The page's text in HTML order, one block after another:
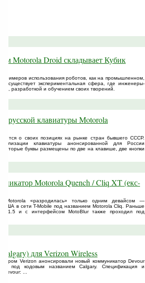
Motorola Droid складывает Кубик
примеров использования роботов, как на промышленном,
существует экспериментальная сфера, где инженеры-
разработкой и обучением своих творений.
русской клавиатуры Motorola
о своих позициях на рынке стран бывшего СССР.
клавиатуры анонсированной для России
буквы размещены по две на клавише, две кнопки
Motorola Quench / Cliq XT (екс-
Motorola «разродилась» только одним девайсом —
США в сети T-Mobile под названием Motorola Cliq. Раньше
1.5 и c интерфейсом MotoBlur также проходил под
для Verizon Wireless
Verizon анонсировали новый коммуникатор Devour
под кодовым названием Calgary. Спецификация и
Devour: ...